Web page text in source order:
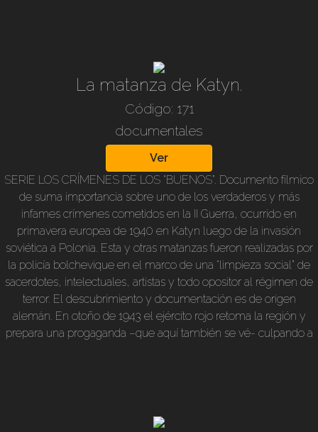
La matanza de Katyn.
Código: 171
documentales
Ver
SERIE LOS CRÍMENES DE LOS “BUENOS”. Documento fílmico
de suma importancia sobre uno de los verdaderos y más
infames crímenes cometidos en la II Guerra, ocurrido en
primavera europea de 1940 en Katyn luego de la invasión
soviética a Polonia. Esta y otras matanzas fueron realizadas por
la policía bolchevique en el marco de una “limpieza social” de
sacerdotes, intelectuales, artistas y todo opositor al régimen de
terror. El descubrimiento y documentación es de origen
alemán. En otoño de 1943 el ejército rojo retoma la región y
prepara una progaganda –que aquí también se vé- culpando a